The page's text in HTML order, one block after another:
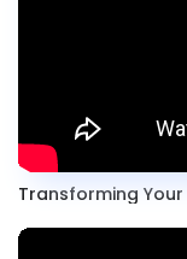
Transforming